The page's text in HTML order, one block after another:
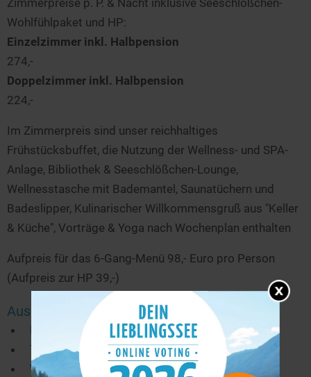
Zimmerpreise p. P. & Nacht inklusive Seeschlößchen-
Wohlfühlpaket und HP:
Einzelzimmer inkl. Halbpension
274,-
Doppelzimmer inkl. Halbpension
224,-
Im Zimmerpreis sind unser reichhaltiges
Frühstücksbuffet, die Nutzung der Wellness- und SPA-
Anlage, Bibliothek & Seeschlößchen-Lounge,
Wellnesstasche mit Bademantel, Saunatüchern und
Badeslipper, Kulinarischer Willkommensgruß aus "Keller
& Küche", Vorträge & Yoga nach Wochenplan enthalten
Aufpreis für das 6-Gang-Menü 98,- Euro pro Person
(Aufpreis zur HP 39,-)
Ausstattung:
Fernseher
Telefon
WLAN